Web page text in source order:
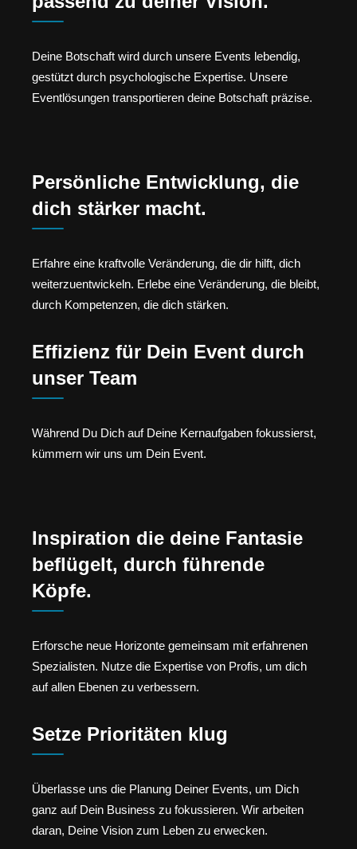
Deine Botschaft wird durch unsere Events lebendig,
gestützt durch psychologische Expertise. Unsere
Eventlösungen transportieren deine Botschaft präzise.
Persönliche Entwicklung, die
dich stärker macht.
Erfahre eine kraftvolle Veränderung, die dir hilft, dich
weiterzuentwickeln. Erlebe eine Veränderung, die bleibt,
durch Kompetenzen, die dich stärken.
Effizienz für Dein Event durch
unser Team
Während Du Dich auf Deine Kernaufgaben fokussierst,
kümmern wir uns um Dein Event.
Inspiration die deine Fantasie
beflügelt, durch führende
Köpfe.
Erforsche neue Horizonte gemeinsam mit erfahrenen
Spezialisten. Nutze die Expertise von Profis, um dich
auf allen Ebenen zu verbessern.
Setze Prioritäten klug
Überlasse uns die Planung Deiner Events, um Dich
ganz auf Dein Business zu fokussieren. Wir arbeiten
daran, Deine Vision zum Leben zu erwecken.